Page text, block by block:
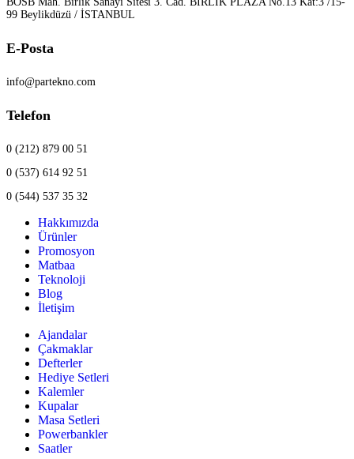
99 Beylikdüzü / İSTANBUL
E-Posta
info@partekno.com
Telefon
0 (212) 879 00 51
0 (537) 614 92 51
0 (544) 537 35 32
Hakkımızda
Ürünler
Promosyon
Matbaa
Teknoloji
Blog
İletişim
Ajandalar
Çakmaklar
Defterler
Hediye Setleri
Kalemler
Kupalar
Masa Setleri
Powerbankler
Saatler